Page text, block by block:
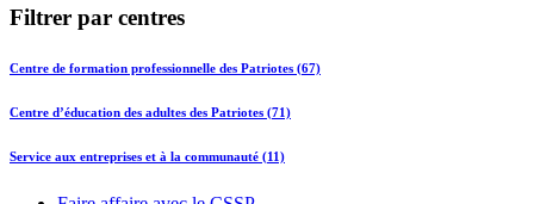
Filtrer par centres
Centre de formation professionnelle des Patriotes (67)
Centre d’éducation des adultes des Patriotes (71)
Service aux entreprises et à la communauté (11)